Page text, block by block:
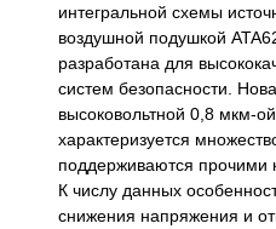
интегральной схемы
воздушной подушкой
разработана для
систем безопасности.
высоковольтной 0,8 мкм-
характеризуется
поддерживаются
К числу данных
снижения напряжения и